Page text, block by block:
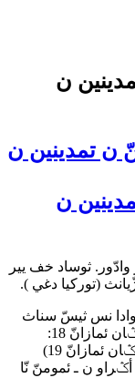
ن
ن
ثوساد خف يير
(توركيا دغي ).
نس ثيسّ سناث
نّاݣ أر ئتبرّاح س ـ ئنغميسن ژيلنين (ئسكّين نّا ݣان ئمازانّ 18:
19ـ21). د ݣ ـ ثوادا نس ثيسّ شراطّ (ئسكّين نّا ݣان ئمازانّ 19)
ن ـ ئمومنّ نّا